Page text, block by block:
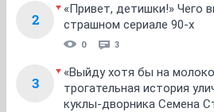
2
«Привет, детишки!» Чего
страшном сериале 90-х
0 3
3
«Выйду хотя бы на
трогательная история
куклы-дворника Семена